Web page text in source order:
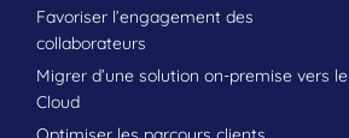
Favoriser l’engagement des
collaborateurs
Migrer d’une solution on-premise vers le
Cloud